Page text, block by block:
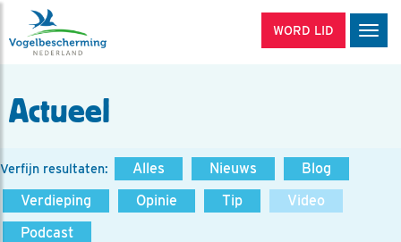
WORD LID
Actueel
Verfijn resultaten: Alles Nieuws
Blog
Verdieping
Opinie Tip
Video
Podcast